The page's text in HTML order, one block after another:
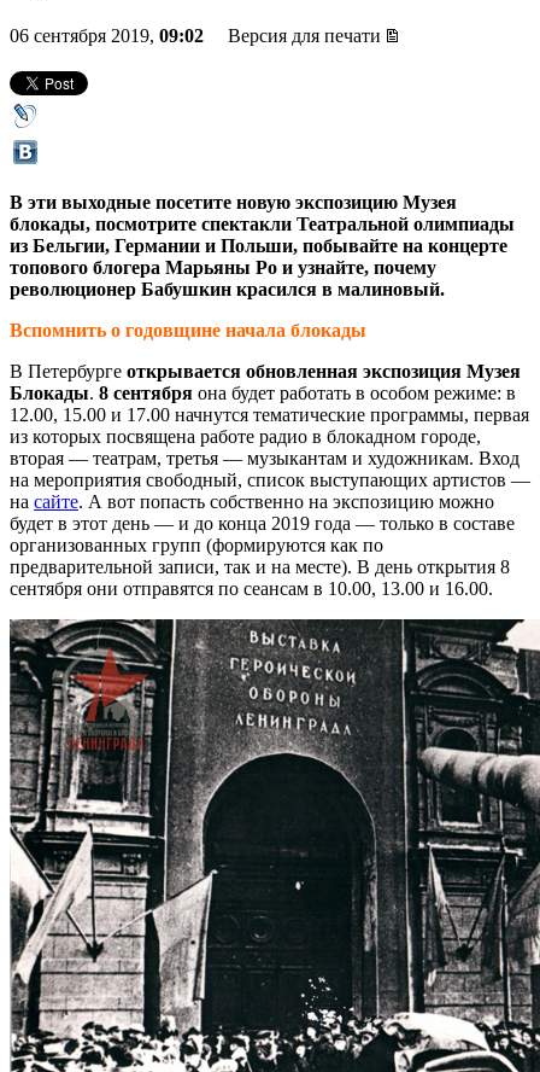
06 сентября 2019, 09:02 Версия для печати
В эти выходные посетите новую экспозицию Музея
блокады, посмотрите спектакли Театральной олимпиады
из Бельгии, Германии и Польши, побывайте на концерте
топового блогера Марьяны Ро и узнайте, почему
революционер Бабушкин красился в малиновый.
Вспомнить о годовщине начала блокады
В Петербурге открывается обновленная экспозиция Музея
Блокады. 8 сентября она будет работать в особом режиме: в
12.00, 15.00 и 17.00 начнутся тематические программы, первая
из которых посвящена работе радио в блокадном городе,
вторая — театрам, третья — музыкантам и художникам. Вход
на мероприятия свободный, список выступающих артистов —
на сайте. А вот попасть собственно на экспозицию можно
будет в этот день — и до конца 2019 года — только в составе
организованных групп (формируются как по
предварительной записи, так и на месте). В день открытия 8
сентября они отправятся по сеансам в 10.00, 13.00 и 16.00.